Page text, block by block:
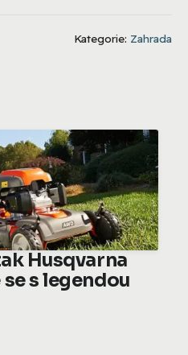
Kategorie: Zahrada
Husqvarna
s legendou